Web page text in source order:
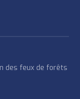
des feux de forêts